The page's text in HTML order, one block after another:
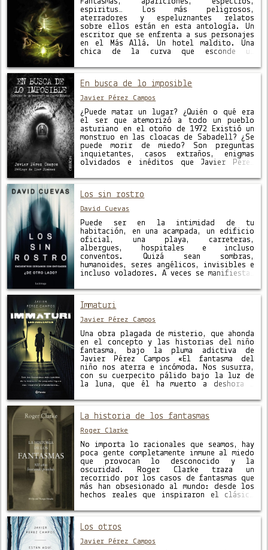
espiritus… Los más peligrosos,
aterradores y espeluznantes relatos
sobre ellos están en esta antología. Un
escritor que se enfrenta a sus personajes
en el Más Allá. Un hotel maldito. Una
chica de la curva que esconde un
pecado. Una extraña habitación blanca…
En busca de lo imposible
Javier Pérez Campos
¿Puede matar un lugar? ¿Quién o qué era
el ser que atemorizó a todo un pueblo
asturiano en el otoño de 1972 Existió un
monstruo en las cloacas de Sabadell? ¿Se
puede morir de miedo? Son preguntas
inquietantes, casos extraños, enigmas
olvidados e inéditos que Javier Pérez
viaje …
Los sin rostro
David Cuevas
Puede ser en la intimidad de tu
habitación, en una acampada, un edificio
oficial, una playa, carreteras,
albergues, hospitales e incluso
conventos. Quizá sean sombras,
humanoides, seres angélicos, invisibles e
incluso voladores. A veces se manifiestan
llamadas telefónicas; y ante individuos
personal de seguridad, …
Immaturi
Javier Pérez Campos
Una obra plagada de misterio, que ahonda
en el concepto y las historias del niño
fantasma, bajo la pluma adictiva de
Javier Pérez Campos «El fantasma del
niño nos aterra e incómoda. Nos susurra,
con su cuerpecito pálido bajo la luz de
la luna, que él ha muerto a deshora y
La historia de los fantasmas
Roger Clarke
No importa lo racionales que seamos, hay
poca gente completamente inmune al miedo
que provocan lo desconocido y la
oscuridad. Roger Clarke traza un
recorrido por los casos de fantasmas que
más han obsesionado al mundo: desde los
hechos reales que inspiraron el clásico
los submarinos embrujados de la …
Los otros
Javier Pérez Campos